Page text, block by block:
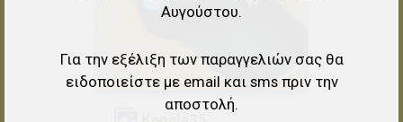
Αυγούστου.
Για την εξέλιξη των παραγγελιών σας θα
ειδοποιείστε με email και sms πριν την
αποστολή.